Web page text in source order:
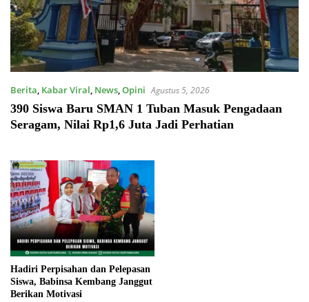
Berita, Kabar Viral, News,Opini Agustus 5, 2026
390 Siswa Baru SMAN 1 Tuban Masuk Pengadaan
Seragam, Nilai Rp1,6 Juta Jadi Perhatian
Hadiri Perpisahan dan Pelepasan
Siswa, Babinsa Kembang Janggut
Berikan Motivasi